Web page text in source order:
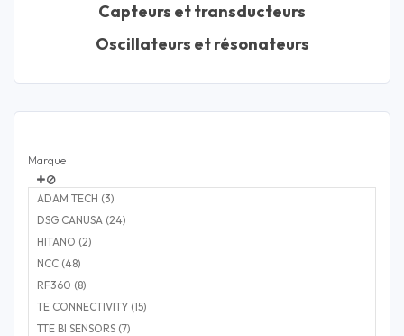
Capteurs et transducteurs
Oscillateurs et résonateurs
Marque
ADAM TECH (3)
DSG CANUSA (24)
HITANO (2)
NCC (48)
RF360 (8)
TE CONNECTIVITY (15)
TTE BI SENSORS (7)